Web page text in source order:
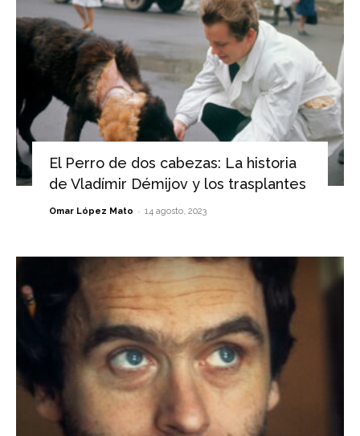
El Perro de dos cabezas: La historia
de Vladímir Démijov y los trasplantes
Omar López Mato - 14 agosto, 2023